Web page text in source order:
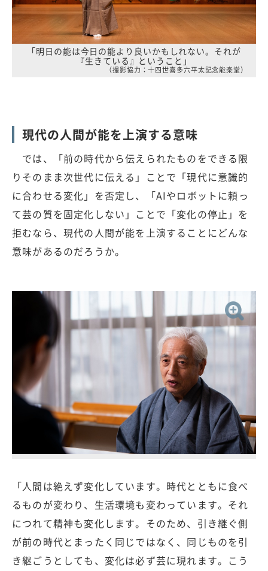
「明日の能は今日の能より良いかもしれない。それが
『生きている』ということ」
（撮影協力：十四世喜多六平太記念能楽堂）
現代の人間が能を上演する意味
では、「前の時代から伝えられたものをできる限
りそのまま次世代に伝える」ことで「現代に意識的
に合わせる変化」を否定し、「AIやロボットに頼っ
て芸の質を固定化しない」ことで「変化の停止」を
拒むなら、現代の人間が能を上演することにどんな
意味があるのだろうか。
「人間は絶えず変化しています。時代とともに食べ
るものが変わり、生活環境も変わっています。それ
につれて精神も変化します。そのため、引き継ぐ側
が前の時代とまったく同じではなく、同じものを引
き継ごうとしても、変化は必ず芸に現れます。こう